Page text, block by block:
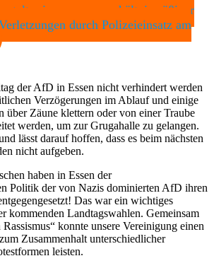
zu unverhältnismäßiger
durch Polizeieinsatz am
der AfD in Essen nicht verhindert werden
Verzögerungen im Ablauf und einige
über Zäune klettern oder von einer Traube
werden, um zur Grugahalle zu gelangen.
lässt darauf hoffen, dass es beim nächsten
nicht aufgeben.
haben in Essen der
Politik der von Nazis dominierten AfD ihren
Das war ein wichtiges
kommenden Landtagswahlen. Gemeinsam
konnte unsere Vereinigung einen
Zusammenhalt unterschiedlicher
leisten.